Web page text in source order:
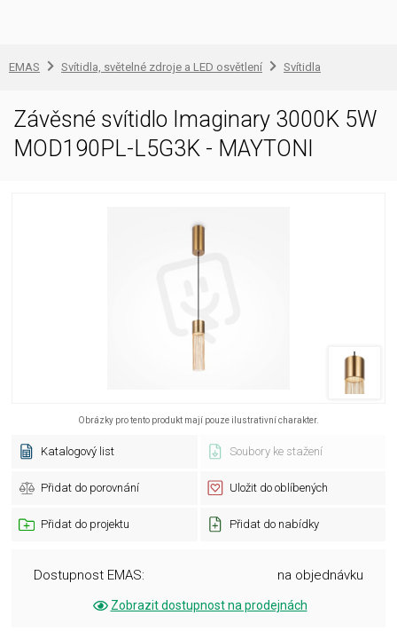
EMAS Svítidla, světelné zdroje a LED osvětlení Svítidla
Závěsné svítidlo Imaginary 3000K 5W
MOD190PL-L5G3K - MAYTONI
Obrázky pro tento produkt mají pouze ilustrativní charakter.
Katalogový list Soubory ke stažení
Přidat do porovnání Uložit do oblíbených
Přidat do projektu Přidat do nabídky
Dostupnost EMAS: na objednávku
Zobrazit dostupnost na prodejnách